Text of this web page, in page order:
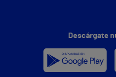
Descárgate